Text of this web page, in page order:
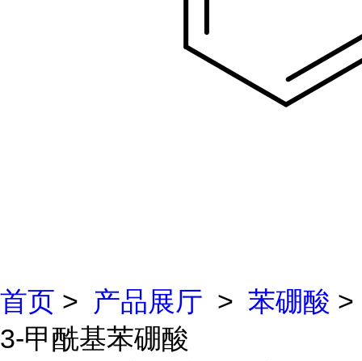
首页 > 产品展厅 > 苯硼酸 >
3-甲酰基苯硼酸